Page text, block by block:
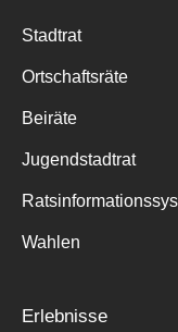
Stadtrat
Ortschaftsräte
Beiräte
Jugendstadtrat
Wahlen
Erlebnisse